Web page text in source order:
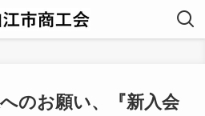
のお願い、『新入会